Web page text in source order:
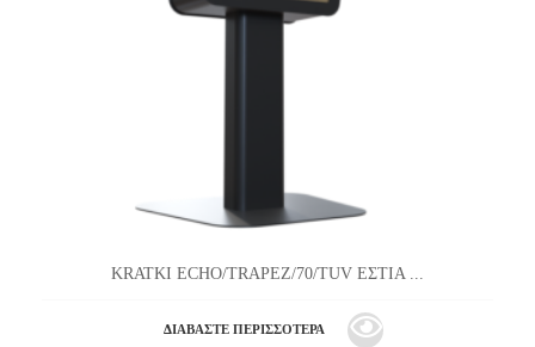
KRATKI ECHO/TRAPEZ/70/TUV ΕΣΤΙΑ ...
ΔΙΑΒΆΣΤΕ ΠΕΡΙΣΣΌΤΕΡΑ